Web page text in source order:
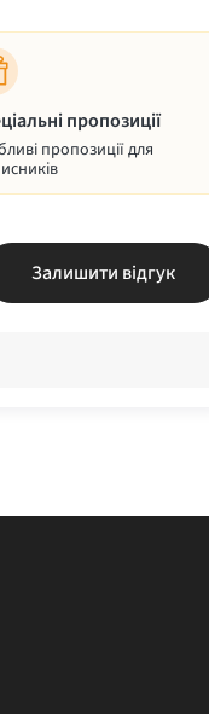
пропозиції
пропозиції для
Залишити відгук